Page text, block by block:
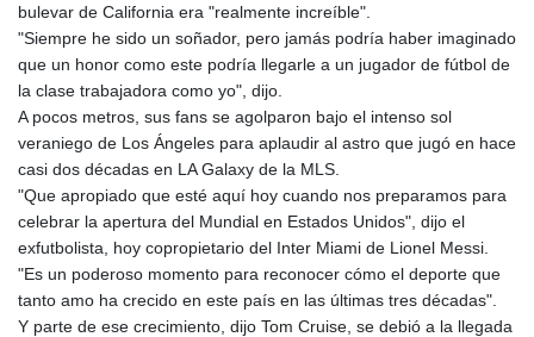
bulevar de California era "realmente increíble".
"Siempre he sido un soñador, pero jamás podría haber imaginado
que un honor como este podría llegarle a un jugador de fútbol de
la clase trabajadora como yo", dijo.
A pocos metros, sus fans se agolparon bajo el intenso sol
veraniego de Los Ángeles para aplaudir al astro que jugó en hace
casi dos décadas en LA Galaxy de la MLS.
"Que apropiado que esté aquí hoy cuando nos preparamos para
celebrar la apertura del Mundial en Estados Unidos", dijo el
exfutbolista, hoy copropietario del Inter Miami de Lionel Messi.
"Es un poderoso momento para reconocer cómo el deporte que
tanto amo ha crecido en este país en las últimas tres décadas".
Y parte de ese crecimiento, dijo Tom Cruise, se debió a la llegada